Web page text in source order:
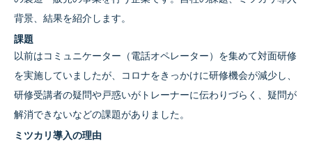
背景、結果を紹介します。
課題
以前はコミュニケーター（電話オペレーター）を集めて対面研修
を実施していましたが、コロナをきっかけに研修機会が減少し、
研修受講者の疑問や戸惑いがトレーナーに伝わりづらく、疑問が
解消できないなどの課題がありました。
ミツカリ導入の理由